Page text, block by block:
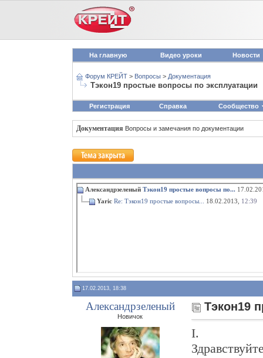
На главную Видео уроки Новости
Форум КРЕЙТ > Вопросы > Документация
Тэкон19 простые вопросы по эксплуатации
Регистрация Справка Сообщество
Документация Вопросы и замечания по документации
Александрзеленый Тэкон19 простые вопросы по...
Yaric Re: Тэкон19 простые вопросы... 18.02.2013, 12:39
17.02.2013, 18:38
Александрзеленый
Новичок
Тэкон19
I.